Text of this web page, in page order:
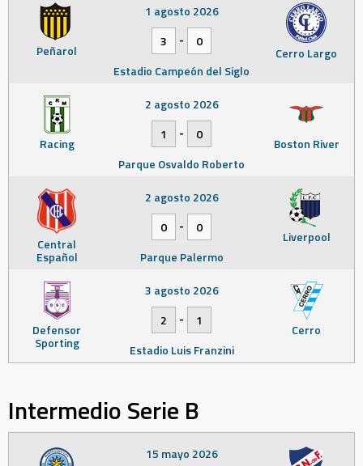
Peñarol Cerro Largo
1 agosto 2026
3
-
0
Estadio Campeón del Siglo
Racing Boston River
2 agosto 2026
1
-
0
Parque Osvaldo Roberto
Central
Español
Liverpool
2 agosto 2026
0
-
0
Parque Palermo
Defensor
Sporting
Cerro
3 agosto 2026
2
-
1
Estadio Luis Franzini
Intermedio Serie B
15 mayo 2026